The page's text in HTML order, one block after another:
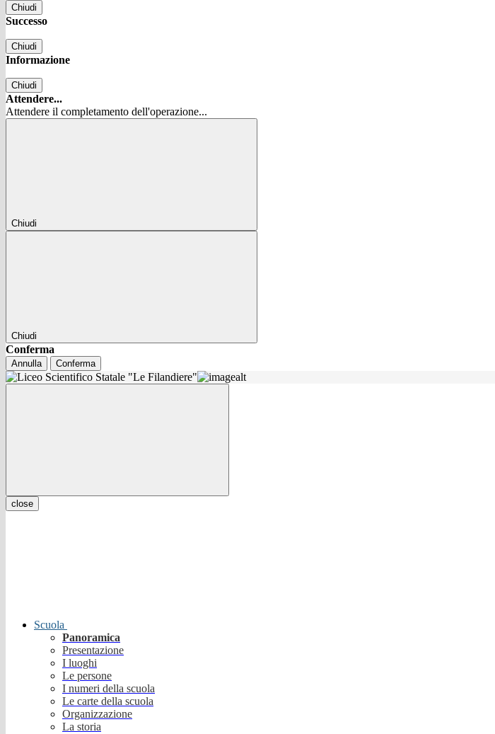
Chiudi
Successo
Chiudi
Informazione
Chiudi
Attendere...
Attendere il completamento dell'operazione...
Chiudi
Chiudi
Conferma
Annulla Conferma
close
Scuola
Panoramica
Presentazione
I luoghi
Le persone
I numeri della scuola
Le carte della scuola
Organizzazione
La storia